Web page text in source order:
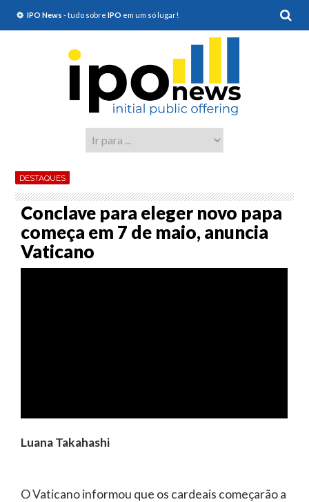
IPO News - tudo sobre IPO em um só lugar!
DESTAQUES
Conclave para eleger novo papa
começa em 7 de maio, anuncia
Vaticano
Luana Takahashi
O Vaticano informou que os cardeais começarão a